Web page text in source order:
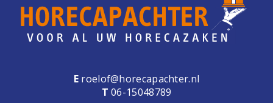
E roelof@horecapachter.nl
T 06-15048789